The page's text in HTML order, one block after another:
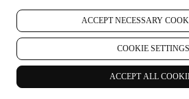
ACCEPT NECESSARY
COOKIE SETTINGS
ACCEPT ALL
envíenos un correo electrónico a
Procesaremos su baja lo antes posible,
circunstancias es posible que reciba
hasta que la baja se procese por completo.
Sus datos están bajo su control
Recuerde que usted tiene el control de sus
puede gestionar tus preferencias en